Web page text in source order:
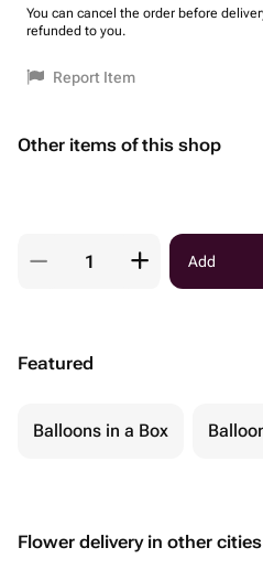
You can cancel the order before
refunded to you.
Report Item
Other items of this shop
Add
Featured
Balloons in a Box
Flower delivery in other cities